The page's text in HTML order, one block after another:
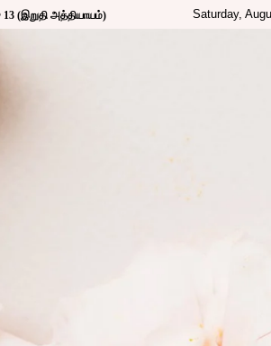
(இறுதி அத்தியாயம்) Saturday,